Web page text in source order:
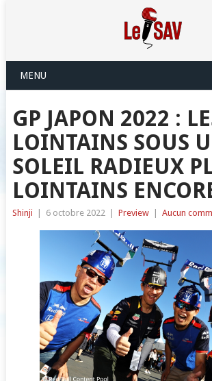
MENU
GP JAPON 2022 :
LOINTAINS SOUS
SOLEIL RADIEUX
LOINTAINS
Shinji 6 octobre 2022 Preview Aucun